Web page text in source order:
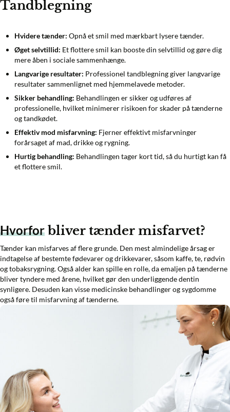
Tandblegning
Hvidere tænder: Opnå et smil med mærkbart lysere tænder.
Øget selvtillid: Et flottere smil kan booste din selvtillid og gøre dig
mere åben i sociale sammenhænge.
Langvarige resultater: Professionel tandblegning giver langvarige
resultater sammenlignet med hjemmelavede metoder.
Sikker behandling: Behandlingen er sikker og udføres af
professionelle, hvilket minimerer risikoen for skader på tænderne
og tandkødet.
Effektiv mod misfarvning: Fjerner effektivt misfarvninger
forårsaget af mad, drikke og rygning.
Hurtig behandling: Behandlingen tager kort tid, så du hurtigt kan få
et flottere smil.
Hvorfor bliver tænder misfarvet?
Tænder kan misfarves af flere grunde. Den mest almindelige årsag er
indtagelse af bestemte fødevarer og drikkevarer, såsom kaffe, te, rødvin
og tobaksrygning. Også alder kan spille en rolle, da emaljen på tænderne
bliver tyndere med årene, hvilket gør den underliggende dentin
synligere. Desuden kan visse medicinske behandlinger og sygdomme
også føre til misfarvning af tænderne.